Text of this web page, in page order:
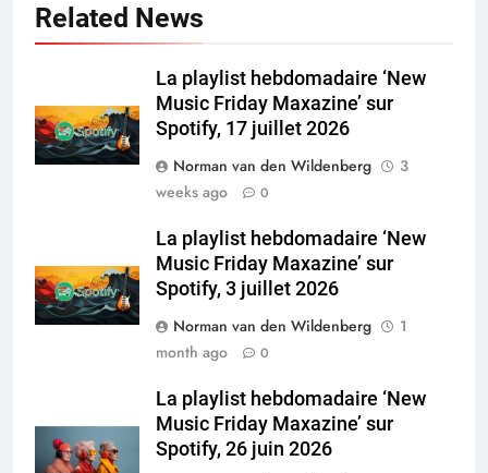
Related News
La playlist hebdomadaire ‘New
Music Friday Maxazine’ sur
Spotify, 17 juillet 2026
Norman van den Wildenberg
3
weeks ago
0
La playlist hebdomadaire ‘New
Music Friday Maxazine’ sur
Spotify, 3 juillet 2026
Norman van den Wildenberg
1
month ago
0
La playlist hebdomadaire ‘New
Music Friday Maxazine’ sur
Spotify, 26 juin 2026